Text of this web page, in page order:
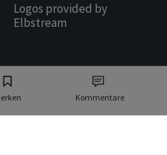
Kommentare
Logos provided by
Elbstream
Schweiz